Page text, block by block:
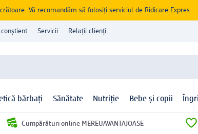
Vă recomandăm să folosiți serviciul de Ridicare Expres
conștient Servicii Relații clienți
bărbați Sănătate Nutriție Bebe și copii
Cumpărături online MEREUAVANTAJOASE